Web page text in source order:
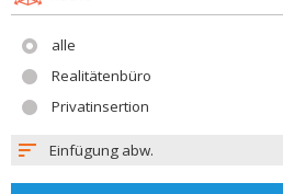
alle
Realitätenbüro
Privatinsertion
Einfügung abw.